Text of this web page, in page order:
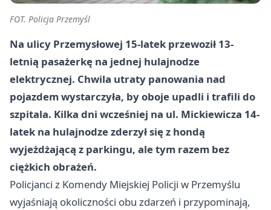
FOT. Policja Przemyśl
Na ulicy Przemysłowej 15-latek przewoził 13-
letnią pasażerkę na jednej hulajnodze
elektrycznej. Chwila utraty panowania nad
pojazdem wystarczyła, by oboje upadli i trafili do
szpitala. Kilka dni wcześniej na ul. Mickiewicza 14-
latek na hulajnodze zderzył się z hondą
wyjeżdżającą z parkingu, ale tym razem bez
ciężkich obrażeń.
Policjanci z Komendy Miejskiej Policji w Przemyślu
wyjaśniają okoliczności obu zdarzeń i przypominają,